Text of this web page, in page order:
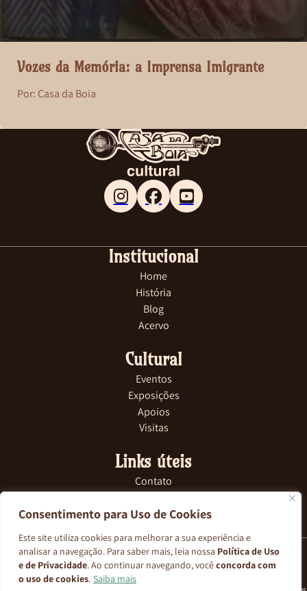
Consentimento para Uso de Cookies
Este site utiliza cookies para melhorar a sua experiência e
analisar a navegação. Para saber mais, leia nossa Política de Uso
e de Privacidade. Ao continuar navegando, vocêconcorda com
o uso de cookies. Saiba mais
Vozes da Memória: a Imprensa Imigrante
Por: Casa da Boia
Follow me on Facebook
Follow me on X
Follow me on LinkedIn
Institucional
Home
História
Blog
Acervo
Cultural
Eventos
Exposições
Apoios
Visitas
Links úteis
Contato
Na Imprensa
2026 Todos os direitos reservados © Casa da Boia